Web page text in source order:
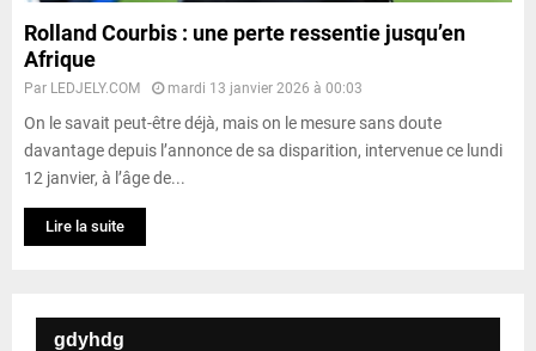
Rolland Courbis : une perte ressentie jusqu’en
Afrique
Par LEDJELY.COM mardi 13 janvier 2026 à 00:03
On le savait peut-être déjà, mais on le mesure sans doute
davantage depuis l’annonce de sa disparition, intervenue ce lundi
12 janvier, à l’âge de...
Lire la suite
gdyhdg